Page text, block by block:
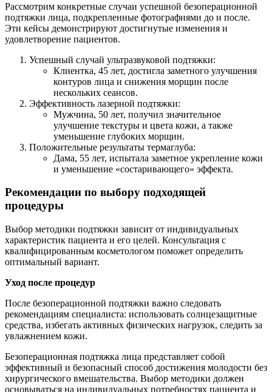
Рассмотрим конкретные случаи успешной безоперационной
подтяжки лица, подкрепленные фотографиями до и после.
Эти кейсы демонстрируют достигнутые изменения и
удовлетворение пациентов.
Успешный случай ультразвуковой подтяжки:
Клиентка, 45 лет, достигла заметного улучшения
контуров лица и снижения морщин после
нескольких сеансов.
Эффективность лазерной подтяжки:
Мужчина, 50 лет, получил значительное
улучшение текстуры и цвета кожи, а также
уменьшение глубоких морщин.
Положительные результаты термаглуба:
Дама, 55 лет, испытала заметное укрепление кожи
и уменьшение «состаривающего» эффекта.
Рекомендации по выбору подходящей
процедуры
Выбор методики подтяжки зависит от индивидуальных
характеристик пациента и его целей. Консультация с
квалифицированным косметологом поможет определить
оптимальный вариант.
Уход после процедур
После безоперационной подтяжки важно следовать
рекомендациям специалиста: использовать солнцезащитные
средства, избегать активных физических нагрузок, следить за
увлажнением кожи.
Безоперационная подтяжка лица представляет собой
эффективный и безопасный способ достижения молодости без
хирургического вмешательства. Выбор методики должен
основываться на индивидуальных потребностях пациента и